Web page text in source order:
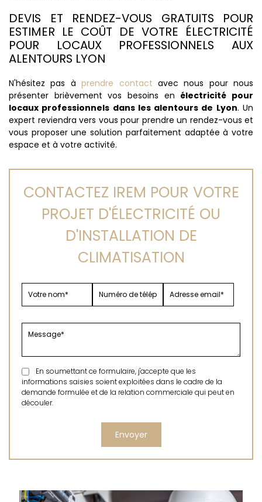
DEVIS ET RENDEZ-VOUS GRATUITS POUR
ESTIMER LE COÛT DE VOTRE ÉLECTRICITÉ
POUR LOCAUX PROFESSIONNELS AUX
ALENTOURS LYON
N'hésitez pas àprendre contact avec nous pour nous
présenter brièvement vos besoins en électricité pour
locaux professionnels dans les alentours de Lyon. Un
expert reviendra vers vous pour prendre un rendez-vous et
vous proposer une solution parfaitement adaptée à votre
espace et à votre activité.
CONTACTEZ IREM POUR VOTRE
PROJET D'ÉLECTRICITÉ OU
D'INSTALLATION DE
CLIMATISATION
En soumettant ce formulaire, j'accepte que les
informations saisies soient exploitées dans le cadre de la
demande formulée et de la relation commerciale qui peut en
découler.